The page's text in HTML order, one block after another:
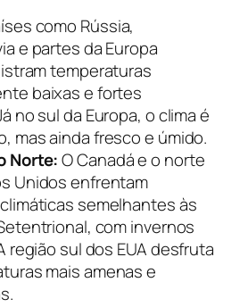
como Rússia,
e partes da Europa
temperaturas
baixas e fortes
no sul da Europa, o clima é
mas ainda fresco e úmido.
Norte:O Canadá e o norte
Unidos enfrentam
semelhantes às
com invernos
região sul dos EUA desfruta
mais amenas e